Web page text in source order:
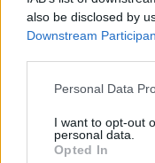
also be disclosed by
Downstream
Personal Data
I want to opt-out
personal data.
Opted In
A hőszivattyúk
megoldások
kiállásra is
támogatások, a
épületenergetikai